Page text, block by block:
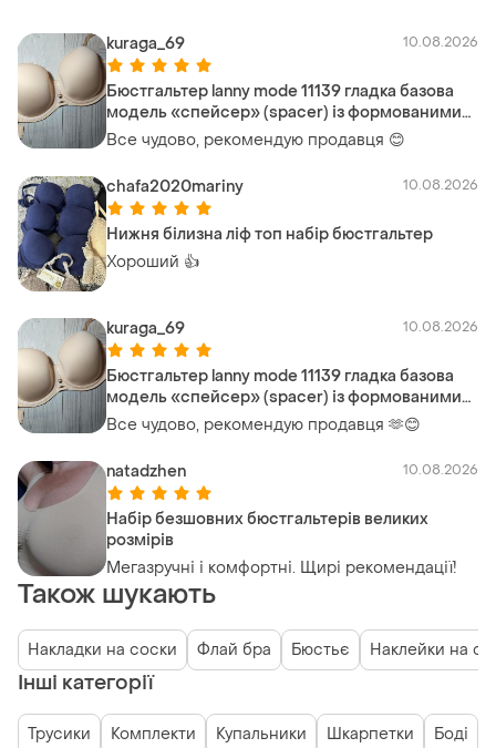
kuraga_69 10.08.2026
Бюстгальтер lanny mode 11139 гладка базова
модель «спейсер» (spacer) із формованими
чашками на кісточках, створена для
комфортного носіння кожен день
Все чудово, рекомендую продавця 😊
chafa2020mariny 10.08.2026
Нижня білизна ліф топ набір бюстгальтер
Хороший 👍
kuraga_69 10.08.2026
Бюстгальтер lanny mode 11139 гладка базова
модель «спейсер» (spacer) із формованими
чашками на кісточках, створена для
комфортного носіння кожен день
Все чудово, рекомендую продавця 🫶😊
natadzhen 10.08.2026
Набір безшовних бюстгальтерів великих
розмірів
Мегазручні і комфортні. Щирі рекомендації!
Також шукають
Накладки на соски Флай бра Бюстьє Наклейки на
Інші категорії
Трусики Комплекти Купальники Шкарпетки Боді